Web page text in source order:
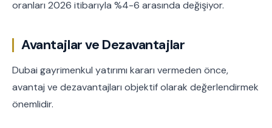
oranları 2026 itibarıyla %4-6 arasında değişiyor.
Avantajlar ve Dezavantajlar
Dubai gayrimenkul yatırımı kararı vermeden önce,
avantaj ve dezavantajları objektif olarak değerlendirmek
önemlidir.